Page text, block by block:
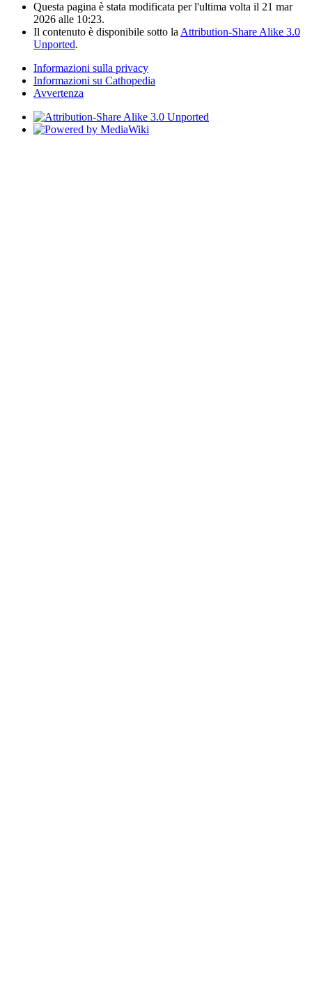
Questa pagina è stata modificata per l'ultima volta il 21 mar
2026 alle 10:23.
Il contenuto è disponibile sotto laAttribution-Share Alike 3.0
Unported.
Informazioni sulla privacy
Informazioni su Cathopedia
Avvertenza